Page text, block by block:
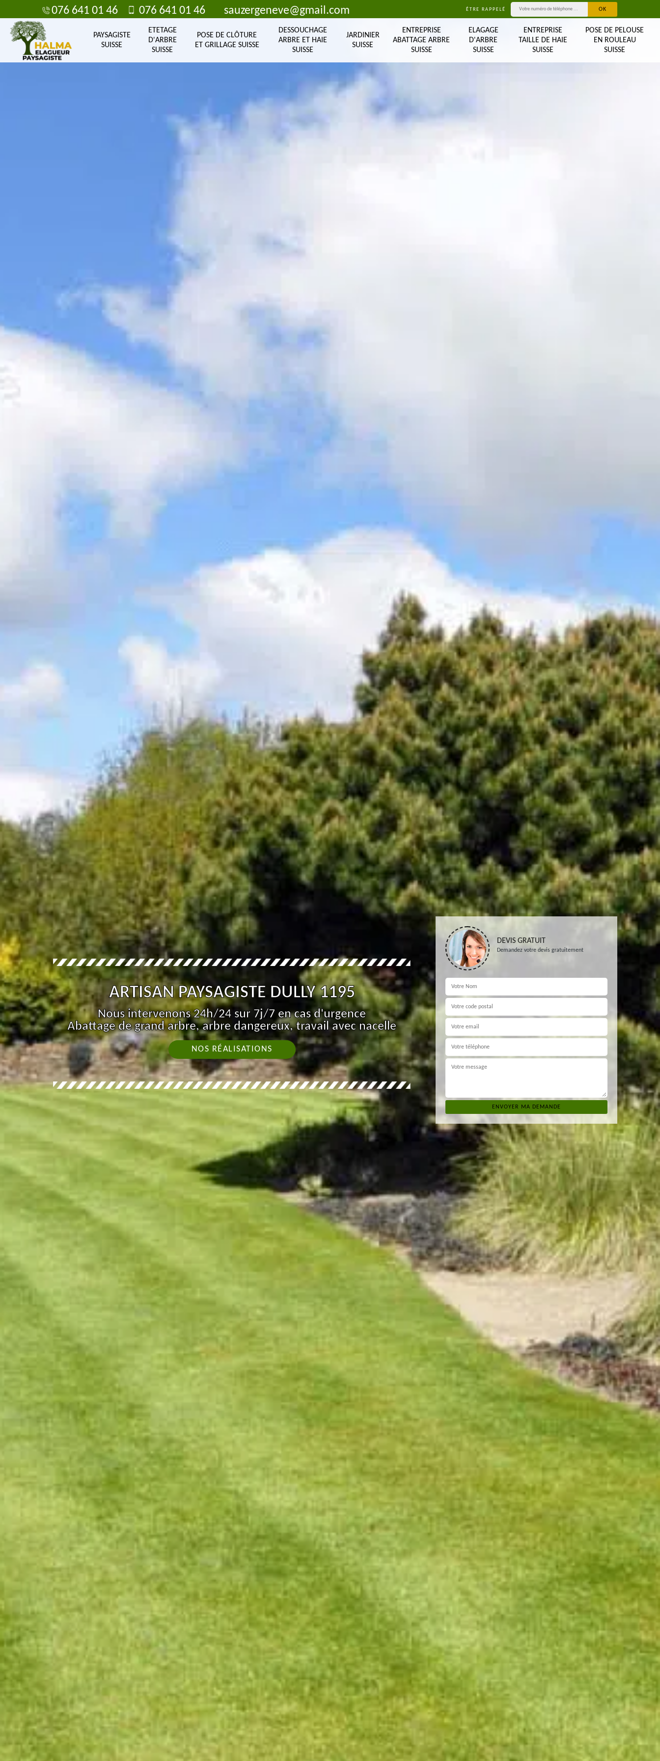
076 641 01 46 076 641 01 46 sauzergeneve@gmail.com ÊTRE RAPPELÉ
PAYSAGISTE
SUISSE
ETETAGE
D'ARBRE
SUISSE
POSE DE CLÔTURE
ET GRILLAGE SUISSE
DESSOUCHAGE
ARBRE ET HAIE
SUISSE
JARDINIER
SUISSE
ENTREPRISE
ABATTAGE ARBRE
SUISSE
ELAGAGE
D'ARBRE
SUISSE
ENTREPRISE
TAILLE DE HAIE
SUISSE
POSE DE PELOUSE
EN ROULEAU
SUISSE
ARTISAN PAYSAGISTE DULLY 1195
Nous intervenons 24h/24 sur 7j/7 en cas d'urgence
Abattage de grand arbre, arbre dangereux, travail avec nacelle
NOS RÉALISATIONS
DEVIS GRATUIT
Demandez votre devis gratuitement